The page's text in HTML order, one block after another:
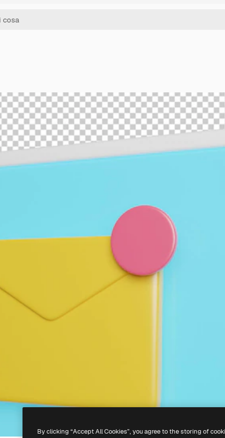
By clicking “Accept All Cookies”, you agree to the storing of